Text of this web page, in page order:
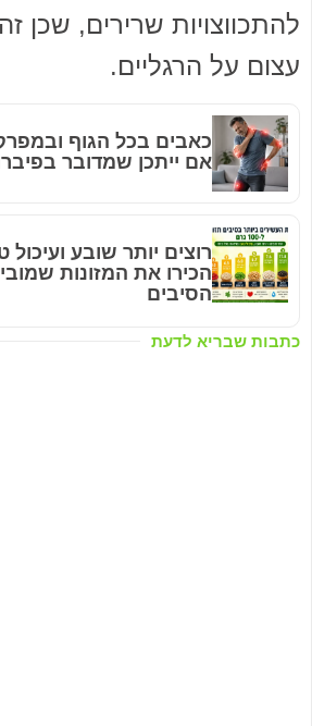
להתכווצויות שרירים, שכן
עצום על הרגליים.
כתבות שבריא לדעת
כאבים בכל הגוף
אם ייתכן שמדובר
רוצים יותר שובע ועיכול
הכירו את המזונות
הסיבים